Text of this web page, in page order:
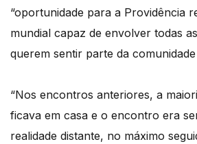
“oportunidade para a Providência
mundial capaz de envolver todas
querem sentir parte da comunidade
“Nos encontros anteriores, a
ficava em casa e o encontro era
realidade distante, no máximo